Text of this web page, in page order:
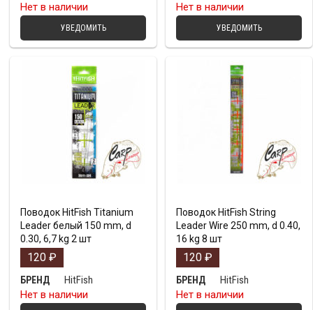
Нет в наличии
УВЕДОМИТЬ
Нет в наличии
УВЕДОМИТЬ
Поводок HitFish Titanium
Leader белый 150 mm, d
0.30, 6,7 kg 2 шт
120 ₽
БРЕНД
HitFish
Нет в наличии
Поводок HitFish String
Leader Wire 250 mm, d 0.40,
16 kg 8 шт
120 ₽
БРЕНД
HitFish
Нет в наличии